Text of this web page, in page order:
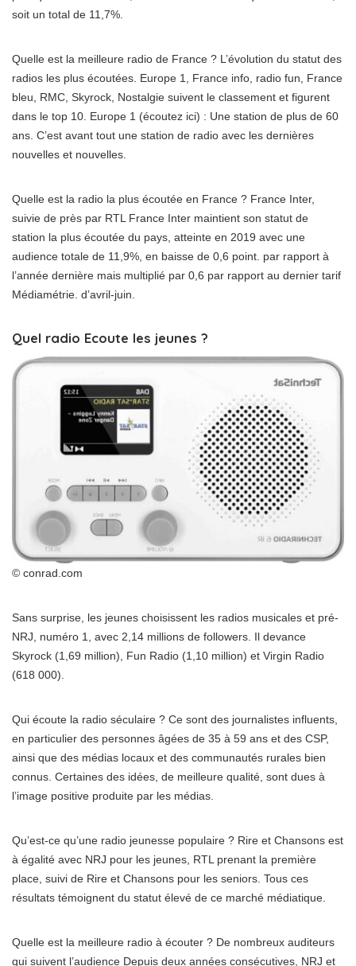
soit un total de 11,7%.
Quelle est la meilleure radio de France ? L’évolution du statut des
radios les plus écoutées. Europe 1, France info, radio fun, France
bleu, RMC, Skyrock, Nostalgie suivent le classement et figurent
dans le top 10. Europe 1 (écoutez ici) : Une station de plus de 60
ans. C’est avant tout une station de radio avec les dernières
nouvelles et nouvelles.
Quelle est la radio la plus écoutée en France ? France Inter,
suivie de près par RTL France Inter maintient son statut de
station la plus écoutée du pays, atteinte en 2019 avec une
audience totale de 11,9%, en baisse de 0,6 point. par rapport à
l’année dernière mais multiplié par 0,6 par rapport au dernier tarif
Médiamétrie. d’avril-juin.
Quel radio Ecoute les jeunes ?
© conrad.com
Sans surprise, les jeunes choisissent les radios musicales et pré-
NRJ, numéro 1, avec 2,14 millions de followers. Il devance
Skyrock (1,69 million), Fun Radio (1,10 million) et Virgin Radio
(618 000).
Qui écoute la radio séculaire ? Ce sont des journalistes influents,
en particulier des personnes âgées de 35 à 59 ans et des CSP,
ainsi que des médias locaux et des communautés rurales bien
connus. Certaines des idées, de meilleure qualité, sont dues à
l’image positive produite par les médias.
Qu’est-ce qu’une radio jeunesse populaire ? Rire et Chansons est
à égalité avec NRJ pour les jeunes, RTL prenant la première
place, suivi de Rire et Chansons pour les seniors. Tous ces
résultats témoignent du statut élevé de ce marché médiatique.
Quelle est la meilleure radio à écouter ? De nombreux auditeurs
qui suivent l’audience Depuis deux années consécutives, NRJ et